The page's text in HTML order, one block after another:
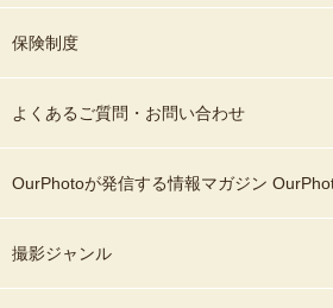
保険制度
よくあるご質問・お問い合わせ
OurPhotoが発信する情報マガジン
撮影ジャンル